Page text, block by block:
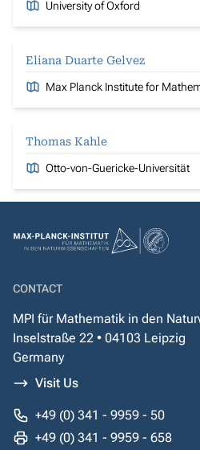
University of Oxford
Eliana Duarte Gelvez
Max Planck Institute for
Thomas Kahle
Otto-von-Guericke-Universität
CONTACT
MPI für Mathematik in den
Inselstraße 22 • 04103 Leipzig
Germany
Visit Us
+49 (0) 341 - 9959 - 50
+49 (0) 341 - 9959 - 658